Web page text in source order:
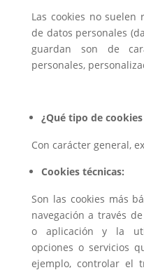
Las cookies no suelen
de datos personales
guardan son de
personales,
¿Qué tipo de
Con carácter general,
Cookies técnicas:
Son las cookies más
navegación a través
o aplicación y la
opciones o servicios
ejemplo, controlar el